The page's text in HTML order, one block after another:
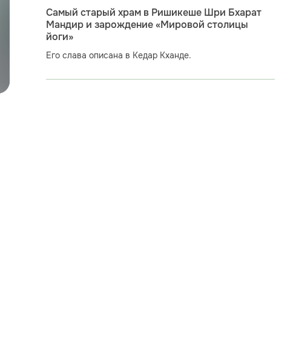
Самый старый храм в Ришикеше Шри Бхарат
Мандир и зарождение «Мировой столицы
йоги»
Его слава описана в Кедар Кханде.